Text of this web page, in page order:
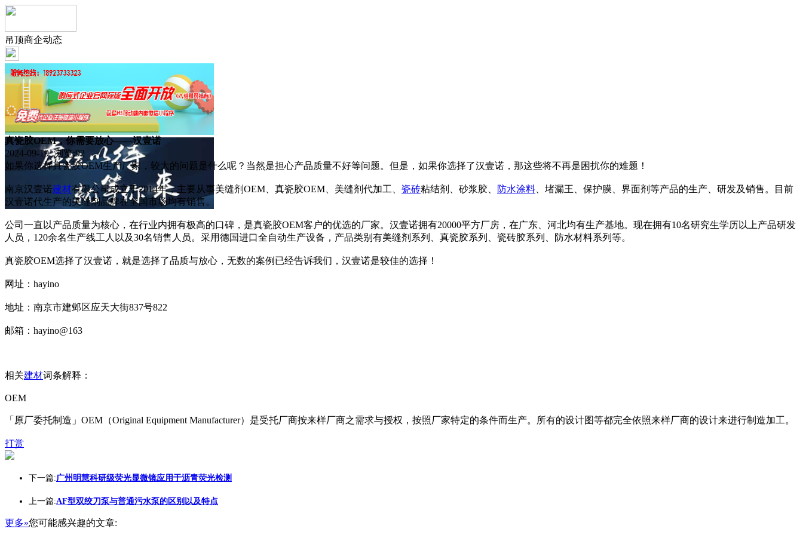
吊顶商企动态
真瓷胶OEM，你需要放心——汉壹诺
2024-09-19 浏览:92
如果你选择真瓷胶OEM生产厂家，较大的问题是什么呢？当然是担心产品质量不好等问题。但是，如果你选择了汉壹诺，那这些将不再是困扰你的难题！
南京汉壹诺建材有限公司成立于2014年，主要从事美缝剂OEM、真瓷胶OEM、美缝剂代加工、 瓷砖粘结剂、砂浆胶、 防水涂料 、堵漏王、保护膜、界面剂等产品的生产、研发及销售。目前
汉壹诺代生产的美缝剂品牌在全国市场均有销售。
公司一直以产品质量为核心，在行业内拥有极高的口碑，是真瓷胶OEM客户的优选的厂家。汉壹诺拥有20000平方厂房，在广东、河北均有生产基地。现在拥有10名研究生学历以上产品研发
人员，120余名生产线工人以及30名销售人员。采用德国进口全自动生产设备，产品类别有美缝剂系列、真瓷胶系列、瓷砖胶系列、防水材料系列等。
真瓷胶OEM选择了汉壹诺，就是选择了品质与放心，无数的案例已经告诉我们，汉壹诺是较佳的选择！
网址：hayino
地址：南京市建邺区应天大街837号822
邮箱：hayino@163
相关建材词条解释：
OEM
「原厂委托制造」OEM（Original Equipment Manufacturer）是受托厂商按来样厂商之需求与授权，按照厂家特定的条件而生产。所有的设计图等都完全依照来样厂商的设计来进行制造加工。
打赏
下一篇:广州明慧科研级荧光显微镜应用于沥青荧光检测
上一篇:AF型双绞刀泵与普通污水泵的区别以及特点
更多»您可能感兴趣的文章: